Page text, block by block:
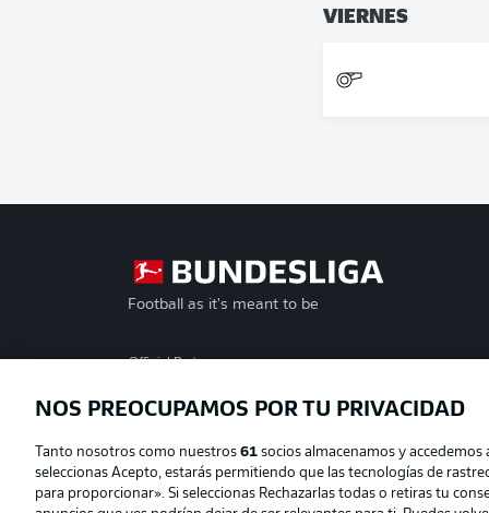
VIERNES
Football as it's meant to be
Official Partners
NOS PREOCUPAMOS POR TU PRIVACIDAD
Tanto nosotros como nuestros 61 socios almacenamos y
seleccionas Acepto, estarás permitiendo que las tecnologías de
para proporcionar». Si seleccionas Rechazarlas todas o retiras tu